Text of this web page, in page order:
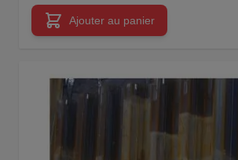
Ajouter au panier